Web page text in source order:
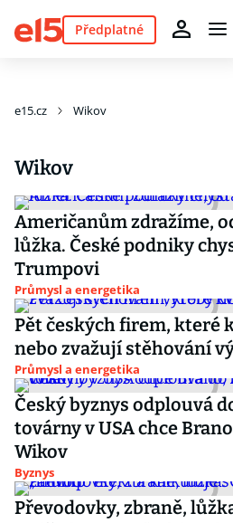
Předplatné
e15.cz Wikov
Wikov
Američanům zdražíme,
lůžka. České podniky
Trumpovi
Průmysl a energetika
Pět českých firem, které
nebo zvažují stěhování
Průmysl a energetika
Český byznys odplouvá
továrny v USA chce
Wikov
Byznys
Převodovky, zbraně,